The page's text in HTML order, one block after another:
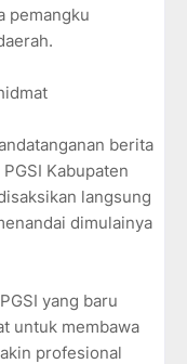
pemangku
berita
Kabupaten
langsung
dimulainya
yang baru
untuk membawa
profesional